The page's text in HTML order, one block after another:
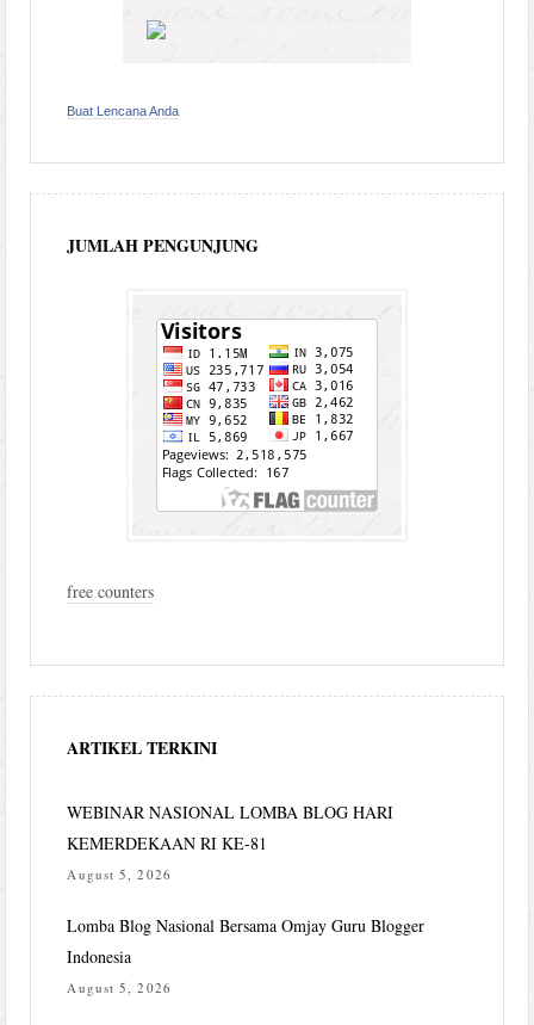
Buat Lencana Anda
JUMLAH PENGUNJUNG
free counters
ARTIKEL TERKINI
WEBINAR NASIONAL LOMBA BLOG HARI
KEMERDEKAAN RI KE-81
August 5, 2026
Lomba Blog Nasional Bersama Omjay Guru Blogger
Indonesia
August 5, 2026